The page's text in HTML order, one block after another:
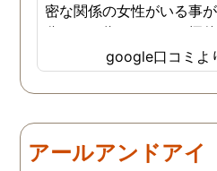
密な関係の女性がいる事が
分かった為、なのはな探偵
事務所さんにお願いする事
になりました。 こちらの
偵事務所さんの社長さんは
てた事もあり、親切丁寧
で、更に突然の依頼でも、
google口コミよ
アールアンドアイ